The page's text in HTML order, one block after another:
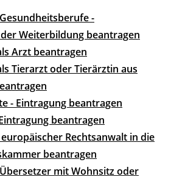
-
Weiterbildung beantragen
Arzt beantragen
Tierarzt oder Tierärztin aus
- Eintragung beantragen
beantragen
Rechtsanwalt in die
beantragen
mit Wohnsitz oder